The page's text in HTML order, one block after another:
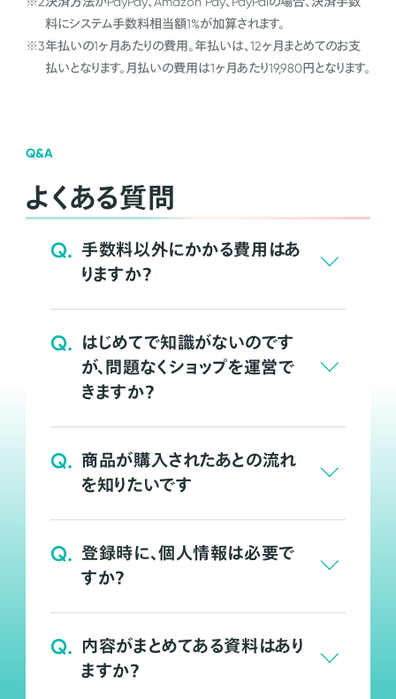
料にシステム手数料相当額1%が加算されます。
※3年払いの1ヶ月あたりの費用。年払いは、12ヶ月まとめてのお支
払いとなります。月払いの費用は1ヶ月あたり19,980円となります。
Q&A
よくある質問
Q. 手数料以外にかかる費用はあ
りますか？
Q. はじめてで知識がないのです
が、問題なくショップを運営で
きますか？
Q. 商品が購入されたあとの流れ
を知りたいです
Q. 登録時に、個人情報は必要で
すか？
Q. 内容がまとめてある資料はあり
ますか？